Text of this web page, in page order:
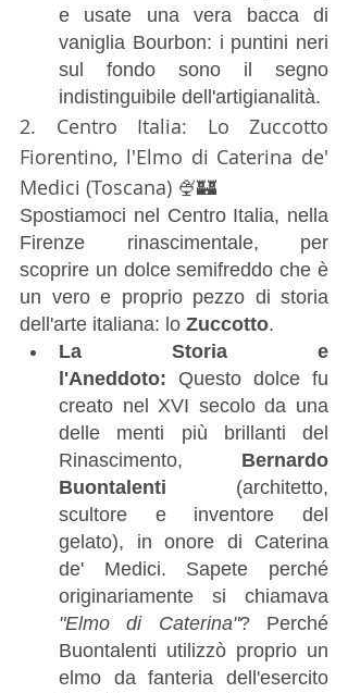
e usate una vera bacca di
vaniglia Bourbon: i puntini neri
sul fondo sono il segno
indistinguibile dell'artigianalità.
2. Centro Italia: Lo Zuccotto
Fiorentino, l'Elmo di Caterina de'
Medici (Toscana) 🍨🏰
Spostiamoci nel Centro Italia, nella
Firenze rinascimentale, per
scoprire un dolce semifreddo che è
un vero e proprio pezzo di storia
dell'arte italiana: lo Zuccotto.
La Storia e
l'Aneddoto: Questo dolce fu
creato nel XVI secolo da una
delle menti più brillanti del
Rinascimento, Bernardo
Buontalenti (architetto,
scultore e inventore del
gelato), in onore di Caterina
de' Medici. Sapete perché
"Elmo di Caterina"? Perché
Buontalenti utilizzò proprio un
elmo da fanteria dell'esercito